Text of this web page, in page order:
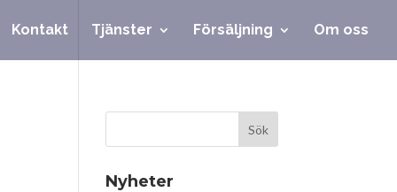
Kontakt Tjänster Försäljning Om oss
Nyheter